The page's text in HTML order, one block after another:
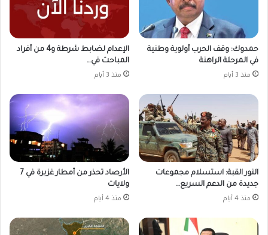
حمدوك: وقف الحرب أولوية وطنية
في المرحلة الراهنة
منذ 3 أيام
الإعدام لضابط شرطة و4 من أفراد
المباحث في…
منذ 3 أيام
النور القبة: استسلام مجموعات
جديدة من الدعم السريع…
منذ 4 أيام
الأرصاد تحذر من أمطار غزيرة في 7
ولايات
منذ 4 أيام